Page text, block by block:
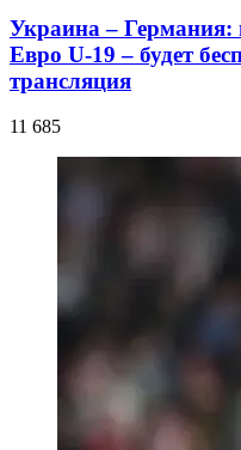
Украина – Германия:
Евро U-19 – будет
трансляция
11 685